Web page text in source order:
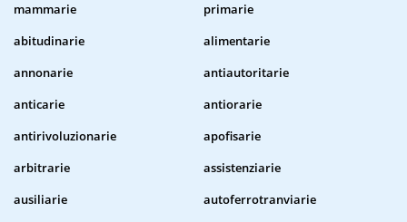
mammarie
primarie
abitudinarie
alimentarie
annonarie
antiautoritarie
anticarie
antiorarie
antirivoluzionarie
apofisarie
arbitrarie
assistenziarie
ausiliarie
autoferrotranviarie